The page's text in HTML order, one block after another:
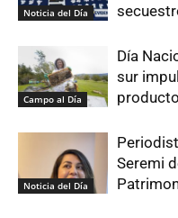
Noticia del Día
Campo al Día
Día
sur
Noticia del Día
Seremi